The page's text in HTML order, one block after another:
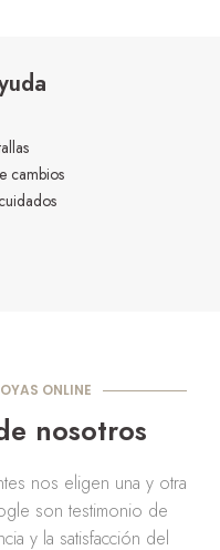
cambios
ONLINE
nosotros
nos eligen una y otra
son testimonio de
y la satisfacción del